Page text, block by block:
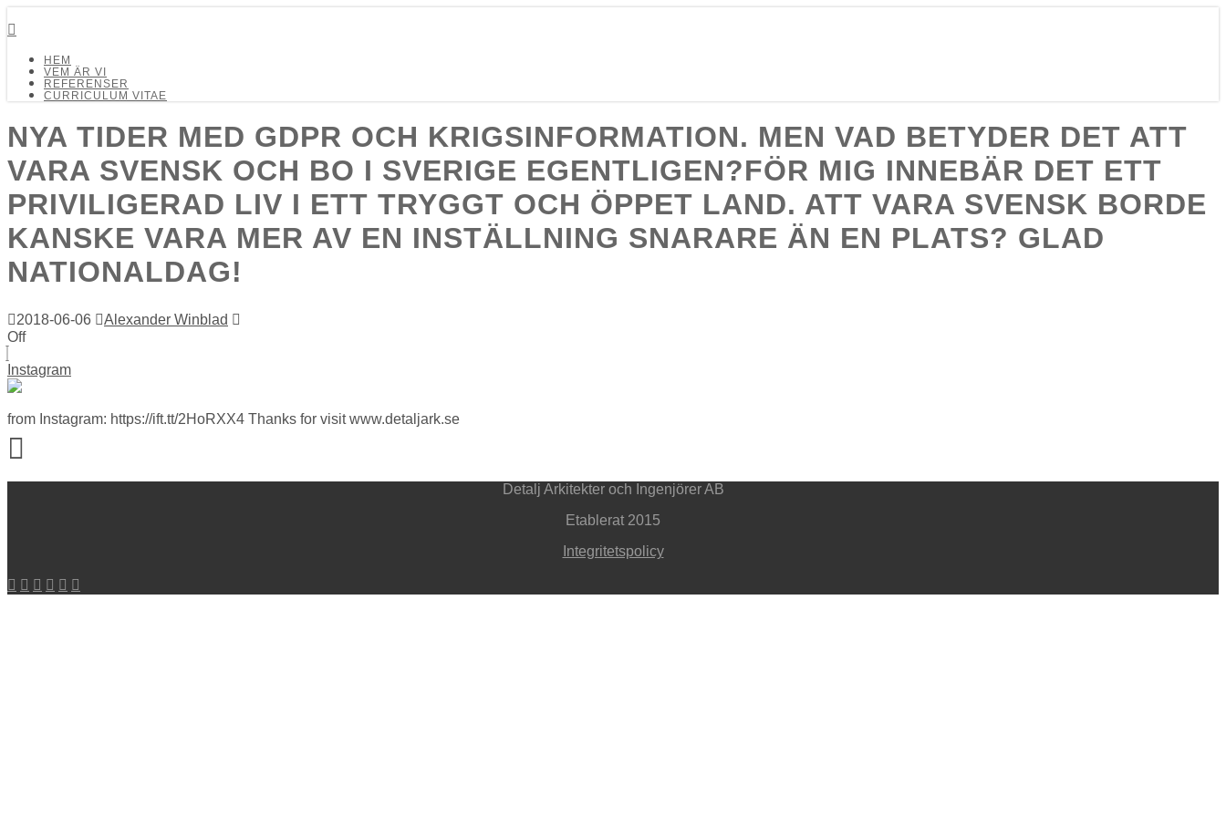
HEM
VEM ÄR VI
REFERENSER
CURRICULUM VITAE
NYA TIDER MED GDPR OCH KRIGSINFORMATION. MEN VAD BETYDER DET ATT
VARA SVENSK OCH BO I SVERIGE EGENTLIGEN?FÖR MIG INNEBÄR DET ETT
PRIVILIGERAD LIV I ETT TRYGGT OCH ÖPPET LAND. ATT VARA SVENSK BORDE
KANSKE VARA MER AV EN INSTÄLLNING SNARARE ÄN EN PLATS? GLAD
NATIONALDAG!
2018-06-06
Alexander Winblad
Off
Instagram
from Instagram: https://ift.tt/2HoRXX4 Thanks for visit www.detaljark.se
Detalj Arkitekter och Ingenjörer AB
Etablerat 2015
Integritetspolicy